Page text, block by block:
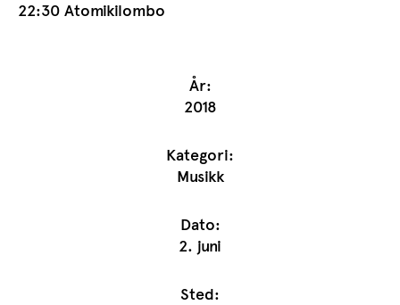
22:30 Atomikilombo
År:
2018
Kategori:
Musikk
Dato:
2. juni
Sted: